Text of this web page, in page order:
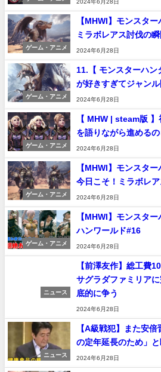
2024年6月28日
ゲーム・アニメ
【MHWI】モンスタ
ミラボレアス討伐の
2024年6月28日
ゲーム・アニメ
11.【 モンスターハン
が好きすぎてジャン
2024年6月28日
ゲーム・アニメ
【 MHW | steam版
を語りながら進める
2024年6月28日
ゲーム・アニメ
【MHWI】モンスタ
今日こそ！ミラボレ
2024年6月28日
ゲーム・アニメ
【MHWI】モンスタ
ハンワールド#16
2024年6月28日
ニュース
【前澤友作】総工費
サグラダファミリア
底的に争う
2024年6月28日
ニュース
【A級戦犯】また安
の定年延長のため」と
2024年6月28日